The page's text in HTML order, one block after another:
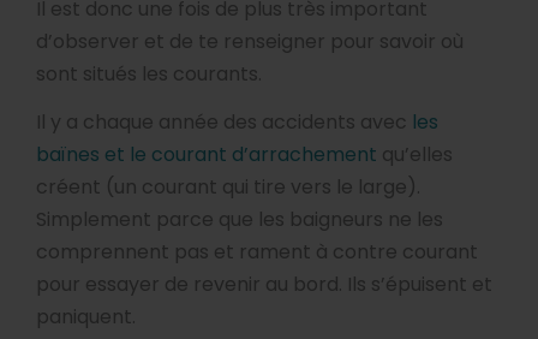
Il est donc une fois de plus très important
d’observer et de te renseigner pour savoir où
sont situés les courants.
Il y a chaque année des accidents avec les
baïnes et le courant d’arrachement qu’elles
créent (un courant qui tire vers le large).
Simplement parce que les baigneurs ne les
comprennent pas et rament à contre courant
pour essayer de revenir au bord. Ils s’épuisent et
paniquent.